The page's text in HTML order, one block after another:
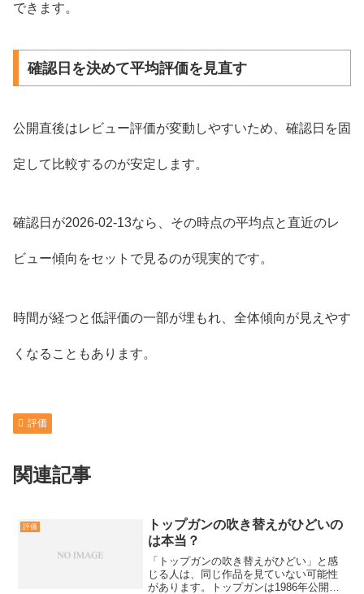
できます。
確認日を決めて平均評価を見直す
公開直後はレビュー評価が変動しやすいため、確認日を固
定して比較するのが安定します。
確認日が2026-02-13なら、その時点の平均点と直近のレ
ビュー傾向をセットで見るのが現実的です。
時間が経つと低評価の一部が埋もれ、全体傾向が見えやす
くなることもあります。
評価
関連記事
評価
トップガンの吹き替えがひどいの
は本当？
「トップガンの吹き替えがひどい」と感
じる人は、同じ作品を見ていない可能性
があります。トップガンは1986年公開の